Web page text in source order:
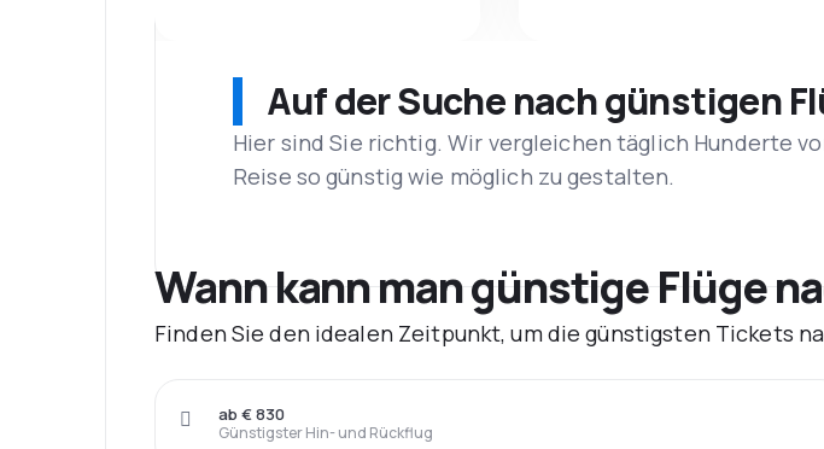
Auf der Suche nach günstigen
Hier sind Sie richtig. Wir vergleichen täglich Hunderte
Reise so günstig wie möglich zu gestalten.
Wann kann man günstige Flüge
Finden Sie den idealen Zeitpunkt, um die günstigsten Tickets
Günstigster Hin- und Rückflug
ab € 830